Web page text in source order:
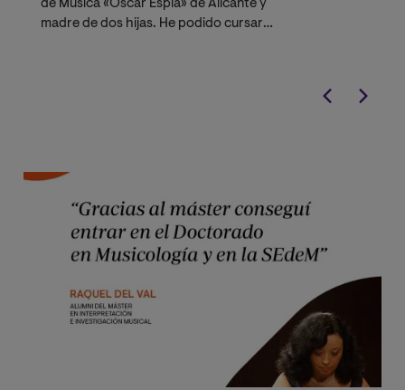
de Música «Óscar Esplá» de Alicante y
madre de dos hijas. He podido cursar
configuración del plan de estudios y a
la profesionalidad del claustro de
profesores he ampliado mis
conocimientos, no solo de lo
relacionado con la música, sino de las
aprendizaje."